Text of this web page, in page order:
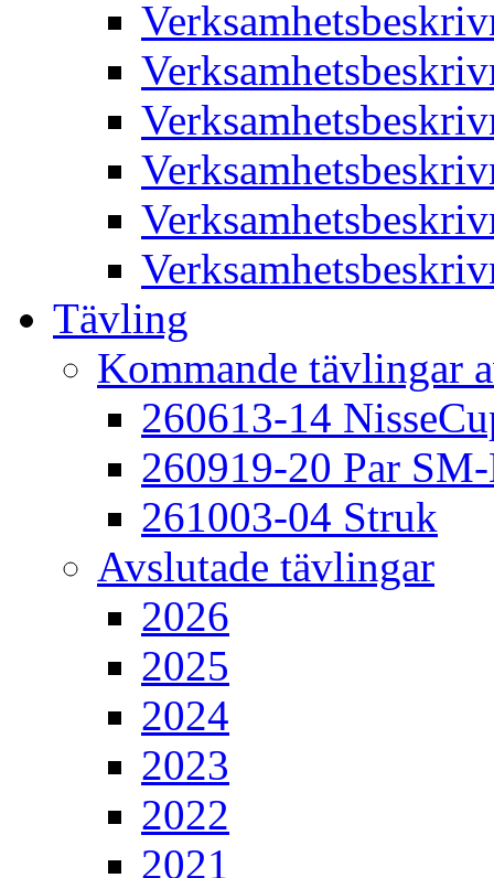
Tävling
Kommande tävlingar
260613-14
260919-20 Par
261003-04 Struk
Avslutade tävlingar
2026
2025
2024
2023
2022
2021